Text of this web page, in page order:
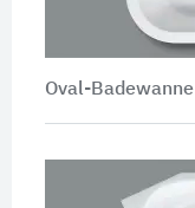
Oval-Badewanne